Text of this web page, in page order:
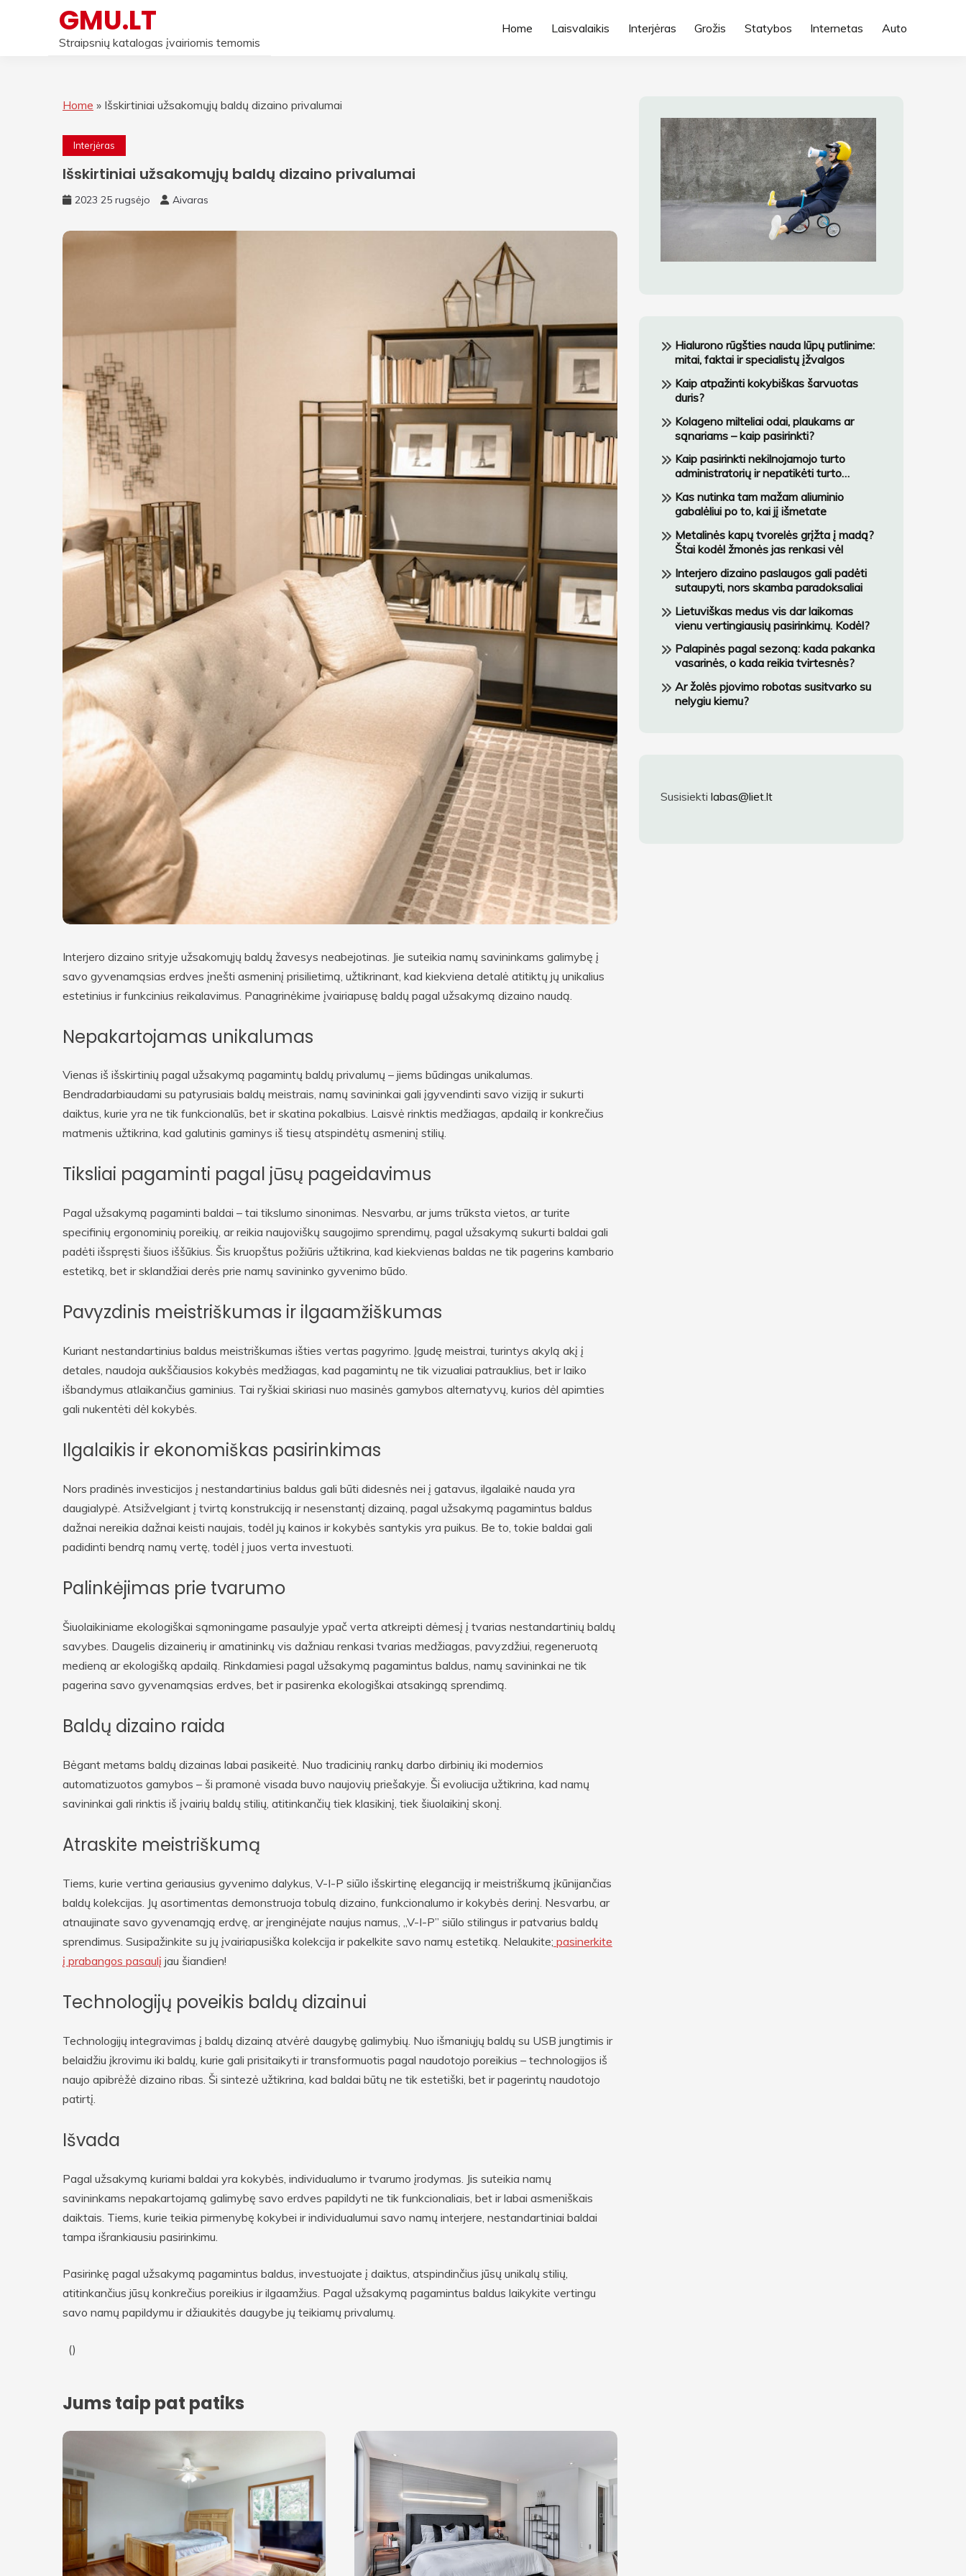
GMU.LT
Straipsnių katalogas įvairiomis temomis
Home Laisvalaikis Interjėras Grožis Statybos Internetas Auto
Home » Išskirtiniai užsakomųjų baldų dizaino privalumai
Interjėras
Išskirtiniai užsakomųjų baldų dizaino privalumai
2023 25 rugsėjo Aivaras
Interjero dizaino srityje užsakomųjų baldų žavesys neabejotinas. Jie suteikia namų savininkams galimybę į
savo gyvenamąsias erdves įnešti asmeninį prisilietimą, užtikrinant, kad kiekviena detalė atitiktų jų unikalius
estetinius ir funkcinius reikalavimus. Panagrinėkime įvairiapusę baldų pagal užsakymą dizaino naudą.
Nepakartojamas unikalumas
Vienas iš išskirtinių pagal užsakymą pagamintų baldų privalumų – jiems būdingas unikalumas.
Bendradarbiaudami su patyrusiais baldų meistrais, namų savininkai gali įgyvendinti savo viziją ir sukurti
daiktus, kurie yra ne tik funkcionalūs, bet ir skatina pokalbius. Laisvė rinktis medžiagas, apdailą ir konkrečius
matmenis užtikrina, kad galutinis gaminys iš tiesų atspindėtų asmeninį stilių.
Tiksliai pagaminti pagal jūsų pageidavimus
Pagal užsakymą pagaminti baldai – tai tikslumo sinonimas. Nesvarbu, ar jums trūksta vietos, ar turite
specifinių ergonominių poreikių, ar reikia naujoviškų saugojimo sprendimų, pagal užsakymą sukurti baldai gali
padėti išspręsti šiuos iššūkius. Šis kruopštus požiūris užtikrina, kad kiekvienas baldas ne tik pagerins kambario
estetiką, bet ir sklandžiai derės prie namų savininko gyvenimo būdo.
Pavyzdinis meistriškumas ir ilgaamžiškumas
Kuriant nestandartinius baldus meistriškumas išties vertas pagyrimo. Įgudę meistrai, turintys akylą akį į
detales, naudoja aukščiausios kokybės medžiagas, kad pagamintų ne tik vizualiai patrauklius, bet ir laiko
išbandymus atlaikančius gaminius. Tai ryškiai skiriasi nuo masinės gamybos alternatyvų, kurios dėl apimties
gali nukentėti dėl kokybės.
Ilgalaikis ir ekonomiškas pasirinkimas
Nors pradinės investicijos į nestandartinius baldus gali būti didesnės nei į gatavus, ilgalaikė nauda yra
daugialypė. Atsižvelgiant į tvirtą konstrukciją ir nesenstantį dizainą, pagal užsakymą pagamintus baldus
dažnai nereikia dažnai keisti naujais, todėl jų kainos ir kokybės santykis yra puikus. Be to, tokie baldai gali
padidinti bendrą namų vertę, todėl į juos verta investuoti.
Palinkėjimas prie tvarumo
Šiuolaikiniame ekologiškai sąmoningame pasaulyje ypač verta atkreipti dėmesį į tvarias nestandartinių baldų
savybes. Daugelis dizainerių ir amatininkų vis dažniau renkasi tvarias medžiagas, pavyzdžiui, regeneruotą
medieną ar ekologišką apdailą. Rinkdamiesi pagal užsakymą pagamintus baldus, namų savininkai ne tik
pagerina savo gyvenamąsias erdves, bet ir pasirenka ekologiškai atsakingą sprendimą.
Baldų dizaino raida
Bėgant metams baldų dizainas labai pasikeitė. Nuo tradicinių rankų darbo dirbinių iki modernios
automatizuotos gamybos – ši pramonė visada buvo naujovių priešakyje. Ši evoliucija užtikrina, kad namų
savininkai gali rinktis iš įvairių baldų stilių, atitinkančių tiek klasikinį, tiek šiuolaikinį skonį.
Atraskite meistriškumą
Tiems, kurie vertina geriausius gyvenimo dalykus, V-I-P siūlo išskirtinę eleganciją ir meistriškumą įkūnijančias
baldų kolekcijas. Jų asortimentas demonstruoja tobulą dizaino, funkcionalumo ir kokybės derinį. Nesvarbu, ar
atnaujinate savo gyvenamąją erdvę, ar įrenginėjate naujus namus, „V-I-P” siūlo stilingus ir patvarius baldų
sprendimus. Susipažinkite su jų įvairiapusiška kolekcija ir pakelkite savo namų estetiką. Nelaukite; pasinerkite
į prabangos pasaulį jau šiandien!
Technologijų poveikis baldų dizainui
Technologijų integravimas į baldų dizainą atvėrė daugybę galimybių. Nuo išmaniųjų baldų su USB jungtimis ir
belaidžiu įkrovimu iki baldų, kurie gali prisitaikyti ir transformuotis pagal naudotojo poreikius – technologijos iš
naujo apibrėžė dizaino ribas. Ši sintezė užtikrina, kad baldai būtų ne tik estetiški, bet ir pagerintų naudotojo
patirtį.
Išvada
Pagal užsakymą kuriami baldai yra kokybės, individualumo ir tvarumo įrodymas. Jis suteikia namų
savininkams nepakartojamą galimybę savo erdves papildyti ne tik funkcionaliais, bet ir labai asmeniškais
daiktais. Tiems, kurie teikia pirmenybę kokybei ir individualumui savo namų interjere, nestandartiniai baldai
tampa išrankiausiu pasirinkimu.
Pasirinkę pagal užsakymą pagamintus baldus, investuojate į daiktus, atspindinčius jūsų unikalų stilių,
atitinkančius jūsų konkrečius poreikius ir ilgaamžius. Pagal užsakymą pagamintus baldus laikykite vertingu
savo namų papildymu ir džiaukitės daugybe jų teikiamų privalumų.
()
Jums taip pat patiks
Hialurono rūgšties nauda lūpų putlinime:
mitai, faktai ir specialistų įžvalgos
Kaip atpažinti kokybiškas šarvuotas
duris?
Kolageno milteliai odai, plaukams ar
sąnariams – kaip pasirinkti?
Kaip pasirinkti nekilnojamojo turto
administratorių ir nepatikėti turto
Kas nutinka tam mažam aliuminio
gabalėliui po to, kai jį išmetate
Metalinės kapų tvorelės grįžta į madą?
Štai kodėl žmonės jas renkasi vėl
Interjero dizaino paslaugos gali padėti
sutaupyti, nors skamba paradoksaliai
Lietuviškas medus vis dar laikomas
vienu vertingiausių pasirinkimų. Kodėl?
Palapinės pagal sezoną: kada pakanka
vasarinės, o kada reikia tvirtesnės?
Ar žolės pjovimo robotas susitvarko su
nelygiu kiemu?
Susisiekti labas@liet.lt